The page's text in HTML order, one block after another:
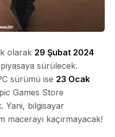
olarak 29 Şubat 2024
sürülecek.
sürümü ise 23 Ocak
Games Store
Yani, bilgisayar
macerayı kaçırmayacak!